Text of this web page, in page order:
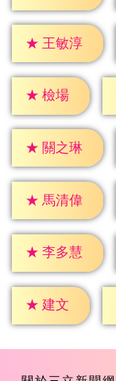
★ 王敏淳
★ 檢場
★ 關之琳
★ 馬清偉
★ 李多慧
★ 建文